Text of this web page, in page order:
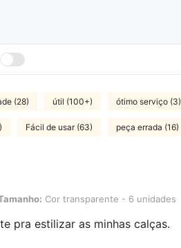
(28) útil (100+) ótimo serviço (3)
Fácil de usar (63) peça errada (16)
transparente - 6 unidades
Cor transparente - 6 unidades
pra estilizar as minhas calças.